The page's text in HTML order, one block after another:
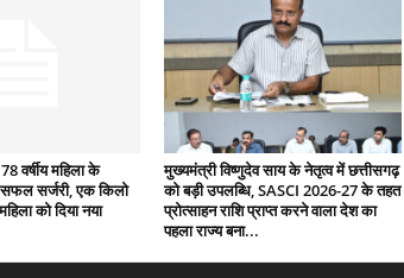
वर्षीय महिला के
सर्जरी, एक किलो
को दिया नया
मुख्यमंत्री विष्णुदेव साय के नेतृत्व में छत्तीसगढ़
को बड़ी उपलब्धि, SASCI 2026-27 के तहत
प्रोत्साहन राशि प्राप्त करने वाला देश का
पहला राज्य बना...